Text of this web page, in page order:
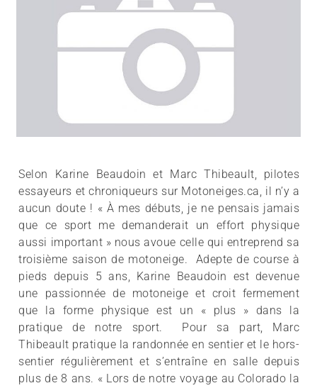
Selon Karine Beaudoin et Marc Thibeault, pilotes
essayeurs et chroniqueurs sur Motoneiges.ca, il n’y a
aucun doute ! « À mes débuts, je ne pensais jamais
que ce sport me demanderait un effort physique
aussi important » nous avoue celle qui entreprend sa
troisième saison de motoneige. Adepte de course à
pieds depuis 5 ans, Karine Beaudoin est devenue
une passionnée de motoneige et croit fermement
que la forme physique est un « plus » dans la
pratique de notre sport. Pour sa part, Marc
Thibeault pratique la randonnée en sentier et le hors-
sentier régulièrement et s’entraîne en salle depuis
plus de 8 ans. « Lors de notre voyage au Colorado la